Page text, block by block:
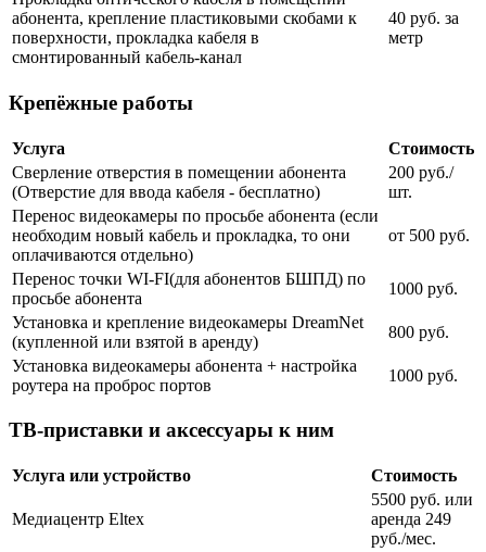
абонента, крепление пластиковыми скобами к
поверхности, прокладка кабеля в
смонтированный кабель-канал
40 руб. за
метр
Крепёжные работы
Услуга
Стоимость
Сверление отверстия в помещении абонента
(Отверстие для ввода кабеля - бесплатно)
200 руб./
шт.
Перенос видеокамеры по просьбе абонента (если
необходим новый кабель и прокладка, то они
оплачиваются отдельно)
от 500 руб.
Перенос точки WI-FI(для абонентов БШПД) по
просьбе абонента
1000 руб.
Установка и крепление видеокамеры DreamNet
(купленной или взятой в аренду)
800 руб.
Установка видеокамеры абонента + настройка
роутера на проброс портов
1000 руб.
ТВ-приставки и аксессуары к ним
Услуга или устройство Стоимость
Медиацентр Eltex
5500 руб. или
аренда 249
руб./мес.